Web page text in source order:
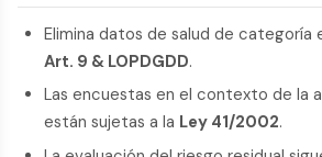
Elimina datos de salud de categoría
Art. 9 & LOPDGDD.
Las encuestas en el contexto de la
están sujetas a la Ley 41/2002.